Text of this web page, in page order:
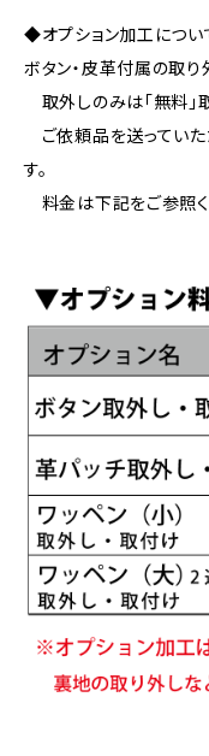
◆オプション加工につい
ボタン・皮革付属の取
取外しのみは「無料」
ご依頼品を送ってい
す。
料金は下記をご参照く